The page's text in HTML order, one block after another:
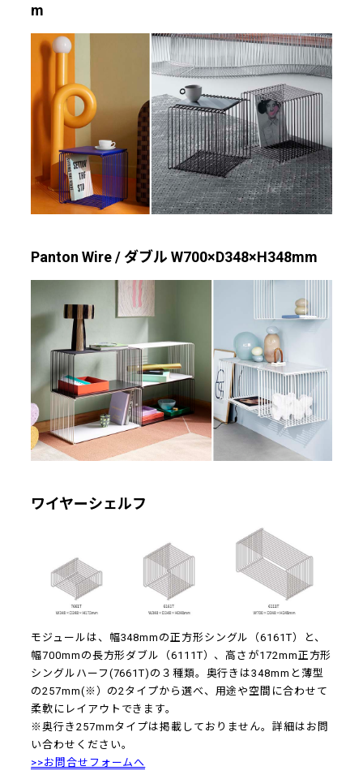
m
Panton Wire / ダブル W700×D348×H348mm
ワイヤーシェルフ
モジュールは、幅348mmの正方形シングル（6161T）と、
幅700mmの長方形ダブル（6111T）、高さが172mm正方形
シングルハーフ(7661T)の３種類。奥行きは348mmと薄型
の257mm(※）の2タイプから選べ、用途や空間に合わせて
柔軟にレイアウトできます。
※奥行き257mmタイプは掲載しておりません。詳細はお問
い合わせください。
>>お問合せフォームへ